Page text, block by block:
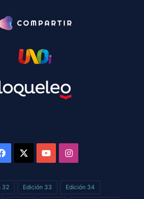
Facebook YouTubeInstagram
32 Edición 33 Edición 34